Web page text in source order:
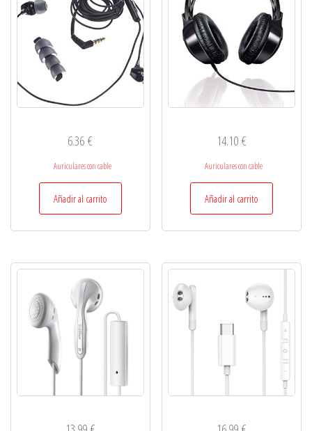
6.36€
Auriculares con cable
Añadir al carrito
14.10€
Auriculares con cable
Añadir al carrito